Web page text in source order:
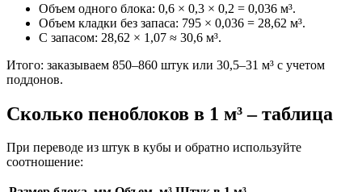
Объем одного блока: 0,6 × 0,3 × 0,2 = 0,036 м³.
Объем кладки без запаса: 795 × 0,036 = 28,62 м³.
С запасом: 28,62 × 1,07 ≈ 30,6 м³.
Итого: заказываем 850–860 штук или 30,5–31 м³ с учетом
поддонов.
Сколько пеноблоков в 1 м³ – таблица
При переводе из штук в кубы и обратно используйте
соотношение: